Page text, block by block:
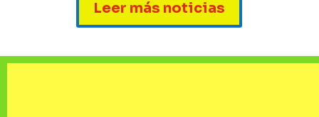
Leer más noticias